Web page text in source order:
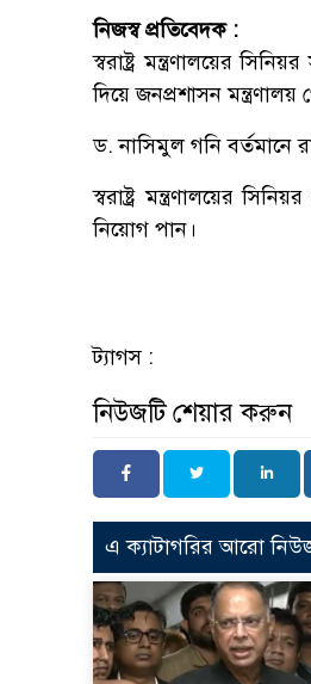
নিজস্ব প্রতিবেদক :
স্বরাষ্ট্র মন্ত্রণালয়ের
দিয়ে জনপ্রশাসন মন্ত্রণালয়
ড. নাসিমুল গনি বর্তমানে
স্বরাষ্ট্র মন্ত্রণালয়ের
নিয়োগ পান।
ট্যাগস :
নিউজটি শেয়ার করুন
এ ক্যাটাগরির আরো